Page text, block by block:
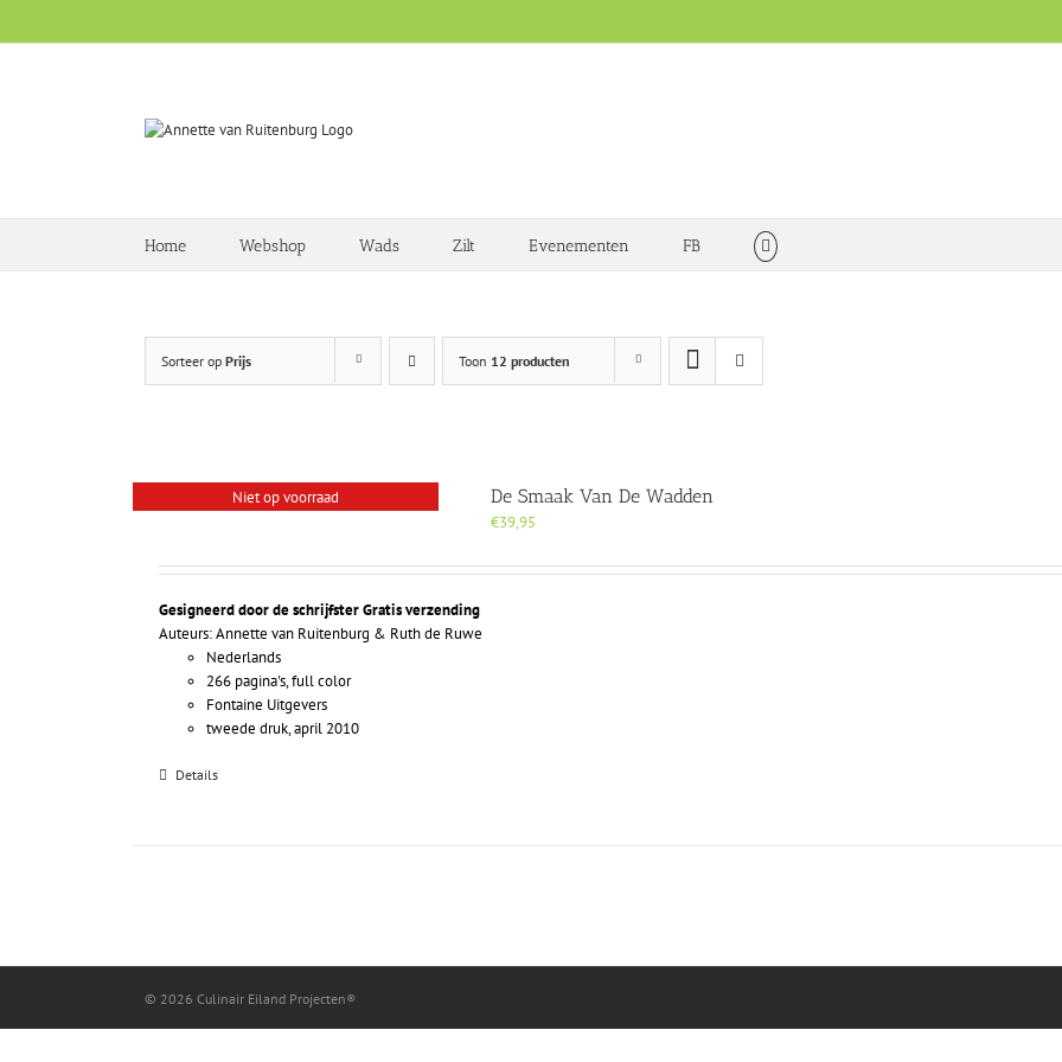
Home Webshop Wads Zilt Evenementen FB
Sorteer op Prijs Toon 12 producten
Niet op voorraad De Smaak Van De Wadden
€39,95
Gesigneerd door de schrijfsterGratis verzending
Auteurs: Annette van Ruitenburg & Ruth de Ruwe
Nederlands
266 pagina's, full color
Fontaine Uitgevers
tweede druk, april 2010
Details
© 2026 Culinair Eiland Projecten®